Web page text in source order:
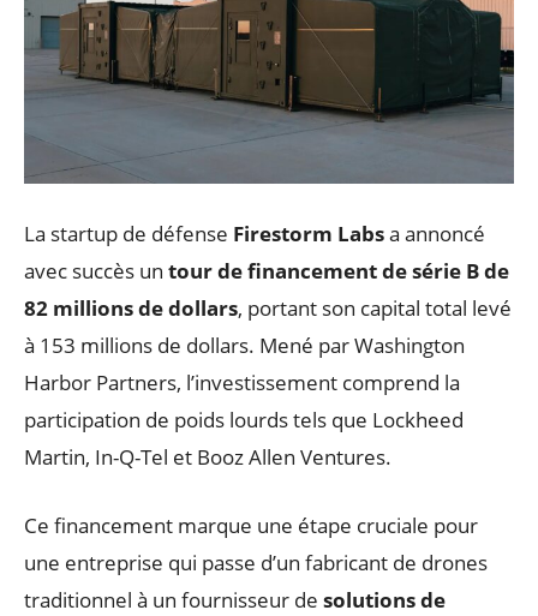
La startup de défense Firestorm Labsa annoncé
avec succès un tour de financement de série B de
82 millions de dollars, portant son capital total levé
à 153 millions de dollars. Mené par Washington
Harbor Partners, l’investissement comprend la
participation de poids lourds tels que Lockheed
Martin, In-Q-Tel et Booz Allen Ventures.
Ce financement marque une étape cruciale pour
une entreprise qui passe d’un fabricant de drones
traditionnel à un fournisseur de solutions de